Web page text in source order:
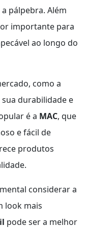
pálpebra. Além
importante para
ao longo do
como a
durabilidade e
é a MAC, que
e fácil de
produtos
considerar a
look mais
pode ser a melhor